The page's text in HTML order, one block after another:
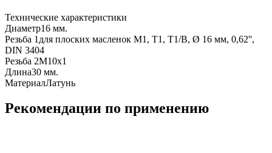
Технические характеристики
Диаметр16 мм.
Резьба 1 для плоских масленок M1, T1, T1/B, Ø 16 мм, 0,62'',
DIN 3404
Резьба 2M10х1
Длина30 мм.
МатериалЛатунь
Рекомендации по применению